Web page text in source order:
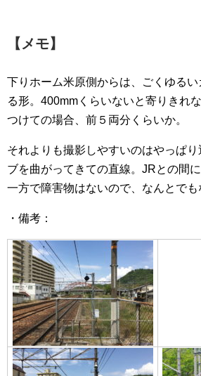
【メモ】
下りホーム米原側からは、ごくゆるい
る形。400mmくらいないと寄りきれ
つけての場合、前５両分くらいか。
それよりも撮影しやすいのはやっぱ
ブを曲がってきての直線。JRとの間
一方で障害物はないので、なんとでも
・備考：